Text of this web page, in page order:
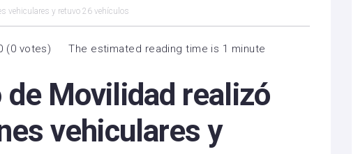
vehiculares y retuvo 26 vehículos
(0 votes) The estimated reading time is 1 minute
Movilidad realizó
vehiculares y